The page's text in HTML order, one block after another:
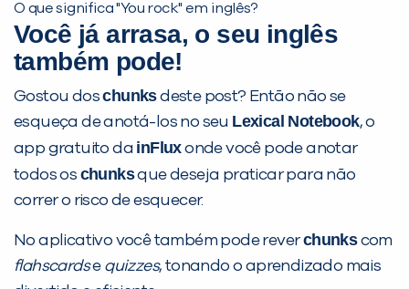
O que significa "You rock" em inglês?
Você já arrasa, o seu inglês
também pode!
Gostou doschunksdeste post? Então não se
esqueça de anotá-los no seu Lexical Notebook, o
app gratuito da inFluxonde você pode anotar
todos os chunksque deseja praticar para não
correr o risco de esquecer.
No aplicativo você também pode reverchunkscom
flahscardse quizzes, tonando o aprendizado mais